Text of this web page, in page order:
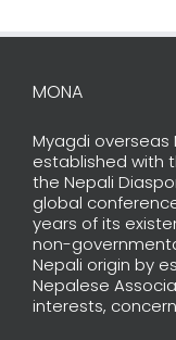
MONA
Myagdi overseas
established with
the Nepali
global
years of its
non-
Nepali origin by
Nepalese
interests,